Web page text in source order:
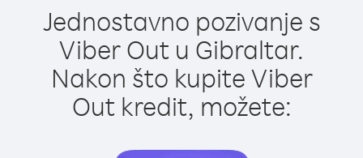
Jednostavno pozivanje s
Viber Out u Gibraltar.
Nakon što kupite Viber
Out kredit, možete: